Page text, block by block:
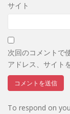
サイト
次回のコメントで
アドレス、サイト
To respond on